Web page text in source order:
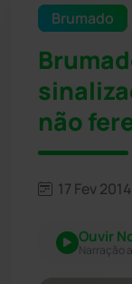
Brumado
não
17 Fev
Ouvir
Narração